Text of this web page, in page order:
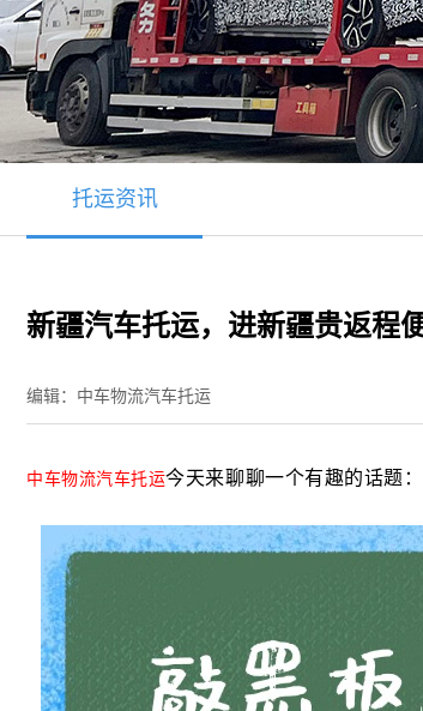
托运资讯
新疆汽车托运，进新疆贵返程
编辑：中车物流汽车托运
中车物流汽车托运今天来聊聊一个有趣的话题：